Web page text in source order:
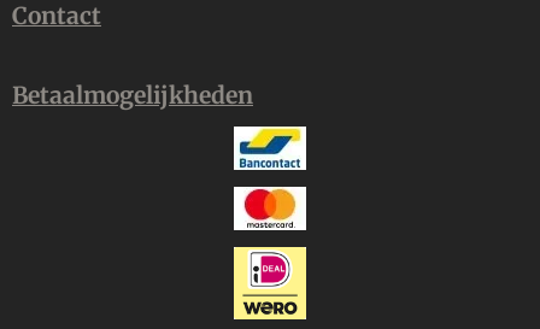
Contact
Betaalmogelijkheden